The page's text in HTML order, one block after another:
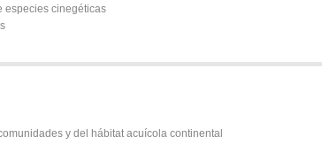
especies cinegéticas
y del hábitat acuícola continental